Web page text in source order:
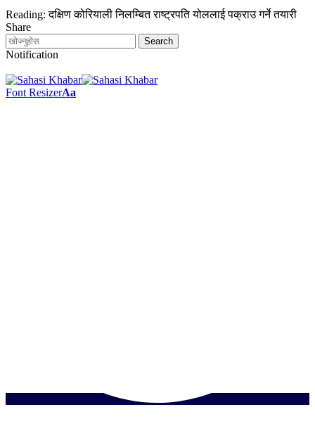
Reading: दक्षिण कोरियाली निलम्बित राष्ट्रपति योललाई पक्राउ गर्ने तयारी
Share
Notification
Font ResizerAa